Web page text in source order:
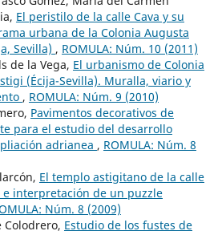
El peristilo de la calle Cava y su
urbana de la Colonia Augusta
Sevilla) , ROMULA: Núm. 10 (2011)
de la Vega, El urbanismo de Colonia
(Écija-Sevilla). Muralla, viario y
, ROMULA: Núm. 9 (2010)
Pavimentos decorativos de
para el estudio del desarrollo
adrianea , ROMULA: Núm. 8
El templo astigitano de la calle
e interpretación de un puzzle
Núm. 8 (2009)
Colodrero, Estudio de los fustes de